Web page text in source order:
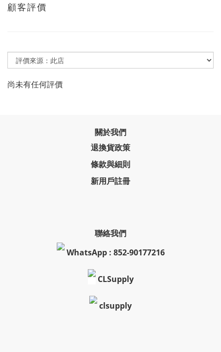
顧客評價
尚未有任何評價
關於我們
退換貨政策
條款與細則
新用戶註冊
聯絡我們
WhatsApp : 852-90177216
CLSupply
clsupply